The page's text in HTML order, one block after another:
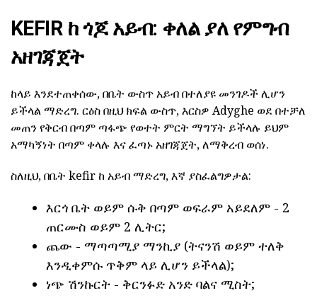
KEFIR ከ ጎጆ አይብ: ቀለል ያለ የምግብ
አዘገጃጀት
ከላይ እንደተጠቀሰው, በቤት ውስጥ አይብ በተለያዩ መንገዶች ሊሆን
ይችላል ማድረግ. ርዕስ በዚህ ክፍል ውስጥ, እርስዎ Adyghe ወደ በተቻለ
መጠን የቅርብ በጣም ጣፋጭ የወተት ምርት ማግኘት ይችላሉ ይህም
አማካኝነት በጣም ቀላሉ እና ፈጣኑ አዘገጃጀት, ለማቅረብ ወሰነ.
ስለዚህ, በቤት kefir ከ አይብ ማድረግ, እኛ ያስፈልግዎታል:
እርጎ ቤት ወይም ሱቅ በጣም ወፍራም አይደለም - 2
ጠርሙስ ወይም 2 ሊትር;
ጨው - ማጣጣሚያ ማንኪያ (ትናንሽ ወይም ተለቅ
እንዲቀምሱ ጥቅም ላይ ሊሆን ይችላል);
ነጭ ሽንኩርት - ቅርንፉድ አንድ ባልና ሚስት;